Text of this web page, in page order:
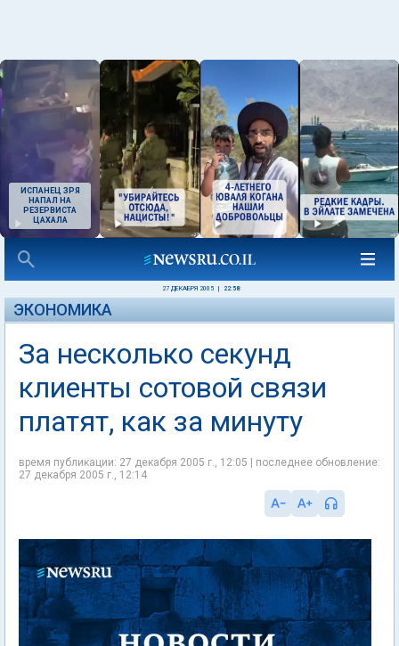
ИСПАНЕЦ ЗРЯ
НАПАЛ НА
РЕЗЕРВИСТА
ЦАХАЛА
27 ДЕКАБРЯ 2005 22:58
ЭКОНОМИКА
За несколько секунд
клиенты сотовой связи
платят, как за минуту
время публикации: 27 декабря 2005 г., 12:05 | последнее обновление:
27 декабря 2005 г., 12:14